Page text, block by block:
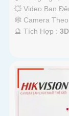
💥 Video Ban
🕸️ Camera
️🔮 Tích Hợp :